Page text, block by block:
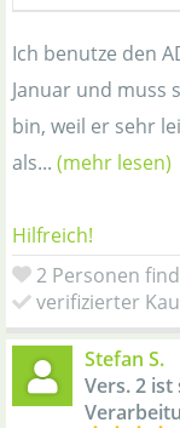
Ich benutze den
Januar und muss
bin, weil er sehr
als... (mehr lesen)
Hilfreich!
2 Personen
verifizierter
Stefan S.
Vers. 2